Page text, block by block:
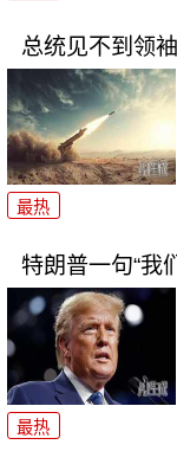
总统见不到领
最热
特朗普一句“我
最热